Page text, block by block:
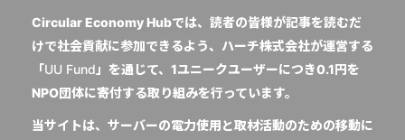
Circular Economy Hubでは、読者の皆様が記事を読むだ
けで社会貢献に参加できるよう、ハーチ株式会社が運営する
「UU Fund 」を通じて、1ユニークユーザーにつき0.1円を
NPO団体に寄付する取り組みを行っています。
当サイトは、サーバーの電力使用と取材活動のための移動に